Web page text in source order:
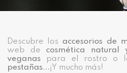
Descubre los accesorios de
web de cosmética natural
veganas
para el rostro o
pestañas...¡Y mucho más!